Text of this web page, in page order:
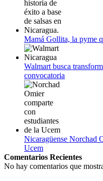
Mamá Gollita, la pyme
Walmart busca
convocatoria
Nicaragüense Norchad
Ucem
Comentarios Recientes
No hay comentarios que